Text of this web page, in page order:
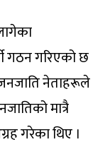
गठन गरिएको छ
नेताहरूले
मात्रै
गरेका थिए ।